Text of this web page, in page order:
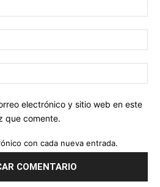
electrónico y sitio web en este
que comente.
con cada nueva entrada.